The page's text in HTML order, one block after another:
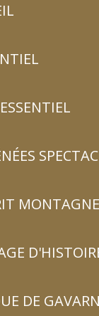
MONTAGNE
DE
- 21:00
- 21:00
- 21:00